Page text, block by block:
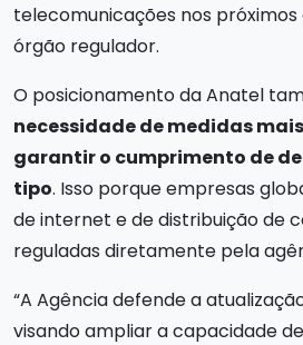
telecomunicações nos próximos
órgão regulador.
O posicionamento da Anatel
necessidade de medidas
garantir o cumprimento de
tipo. Isso porque empresas
de internet e de distribuição de
reguladas diretamente pela
“A Agência defende a
visando ampliar a capacidade